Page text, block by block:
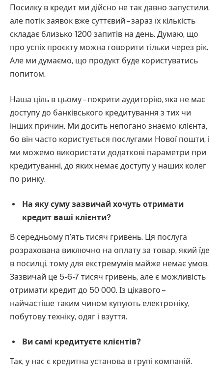
Посилку в кредит ми дійсно не так давно запустили,
але потік заявок вже суттєвий – зараз їх кількість
складає близько 1200 запитів на день. Думаю, що
про успіх проєкту можна говорити тільки через рік.
Але ми думаємо, що продукт буде користуватись
попитом.
Наша ціль в цьому – покрити аудиторію, яка не має
доступу до банківського кредитування з тих чи
інших причин. Ми досить непогано знаємо клієнта,
бо він часто користується послугами Нової пошти, і
ми можемо використати додаткові параметри при
кредитуванні, до яких немає доступу у наших колег
по ринку.
На яку суму зазвичай хочуть отримати
кредит ваші клієнти?
В середньому п’ять тисяч гривень. Ця послуга
розрахована виключно на оплату за товар, який їде
в посилці, тому для екстремумів майже немає умов.
Зазвичай це 5-6-7 тисяч гривень, але є можливість
отримати кредит до 50 000. Із цікавого –
найчастіше таким чином купують електроніку,
побутову техніку, одяг і взуття.
Ви самі кредитуєте клієнтів?
Так, у нас є кредитна установа в групі компаній.